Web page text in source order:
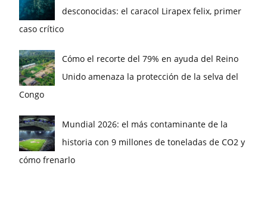
desconocidas: el caracol Lirapex felix, primer
caso crítico
Cómo el recorte del 79% en ayuda del Reino
Unido amenaza la protección de la selva del
Congo
Mundial 2026: el más contaminante de la
historia con 9 millones de toneladas de CO2 y
cómo frenarlo